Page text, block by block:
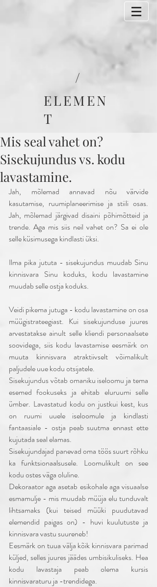
/
ELEMEN
T
Mis seal vahet on?
Sisekujundus vs. kodu
lavastamine.
Jah, mõlemad annavad nõu värvide
kasutamise, ruumiplaneerimise ja stiili osas.
Jah, mõlemad järgivad disaini põhimõtteid ja
trende. Aga mis siis neil vahet on? Sa ei ole
selle küsimusega kindlasti üksi.
Ilma pika jututa - sisekujundus muudab Sinu
kinnisvara Sinu koduks, kodu lavastamine
muudab selle ostja koduks.
Veidi pikema jutuga - kodu lavastamine on osa
müügistrateegiast. Kui sisekujunduse juures
arvestatakse ainult selle kliendi personaalsete
soovidega, siis kodu lavastamise eesmärk on
muuta kinnisvara atraktiivselt võimalikult
paljudele uue kodu otsijatele.
Sisekujundus võtab omaniku iseloomu ja tema
esemed fookuseks ja ehitab eluruumi selle
ümber. Lavastatud kodu on justkui kest, kus
on ruumi uuele iseloomule ja kindlasti
fantaasiale - ostja peab suutma ennast ette
kujutada seal elamas.
Sisekujundajad panevad oma töös suurt rõhku
ka funktsionaalsusele. Loomulikult on see
kodu ostes väga oluline.
Dekoraator aga asetab esikohale aga visuaalse
esmamulje - mis muudab müüja elu tunduvalt
lihtsamaks (kui teised müüki puudutavad
elemendid paigas on) - huvi kuulutuste ja
kinnisvara vastu suureneb!
Eesmärk on tuua välja kõik kinnisvara parimad
küljed, selles juures jäädes umbisikuliseks. Hea
kodu lavastaja peab olema kursis
kinnisvaraturu ja -trendidega.